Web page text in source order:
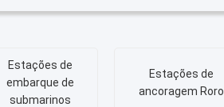
Estações de
embarque de
submarinos
Estações de
ancoragem Roro